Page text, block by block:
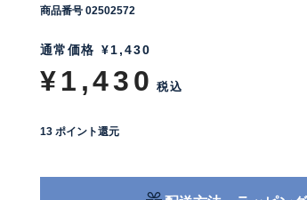
商品番号 02502572
通常価格 ¥1,430
¥1,430 税込
13 ポイント還元